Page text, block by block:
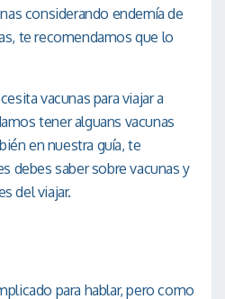
considerando endemía de
te recomendamos que lo
vacunas para viajar a
tener alguans vacunas
en nuestra guía, te
debes saber sobre vacunas y
del viajar.
para hablar, pero como